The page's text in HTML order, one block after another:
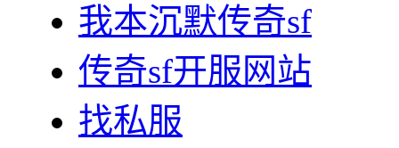
我本沉默传奇sf
传奇sf开服网站
找私服